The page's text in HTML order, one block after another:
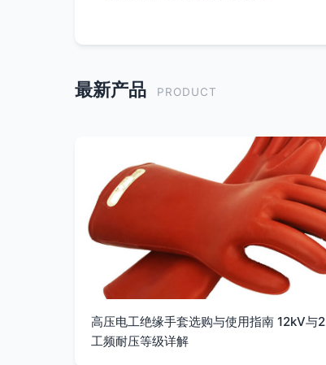
最新产品 PRODUCT
高压电工绝缘手套选购与使用指南 12kV与
工频耐压等级详解